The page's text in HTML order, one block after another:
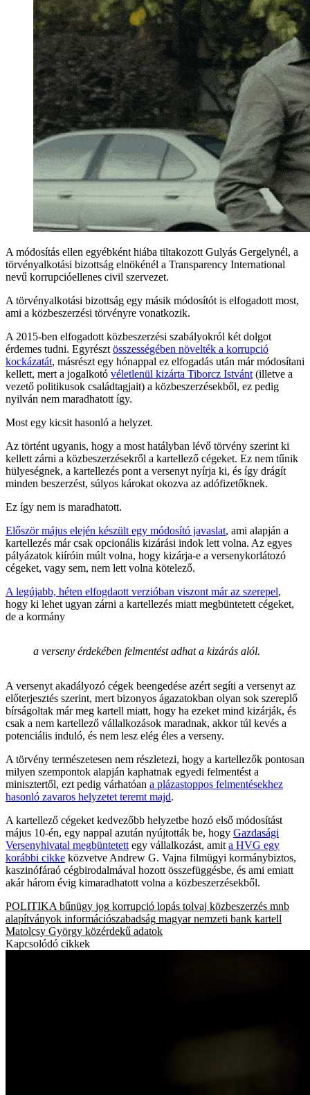
A módosítás ellen egyébként hiába tiltakozott Gulyás Gergelynél, a
törvényalkotási bizottság elnökénél a Transparency International
nevű korrupcióellenes civil szervezet.
A törvényalkotási bizottság egy másik módosítót is elfogadott most,
ami a közbeszerzési törvényre vonatkozik.
A 2015-ben elfogadott közbeszerzési szabályokról két dolgot
érdemes tudni. Egyrészt összességében növelték a korrupció
kockázatát, másrészt egy hónappal ez elfogadás után már módosítani
kellett, mert a jogalkotó véletlenül kizárta Tiborcz Istvánt (illetve a
vezető politikusok családtagjait) a közbeszerzésekből, ez pedig
nyilván nem maradhatott így.
Most egy kicsit hasonló a helyzet.
Az történt ugyanis, hogy a most hatályban lévő törvény szerint ki
kellett zárni a közbeszerzésekről a kartellező cégeket. Ez nem tűnik
hülyeségnek, a kartellezés pont a versenyt nyírja ki, és így drágít
minden beszerzést, súlyos károkat okozva az adófizetőknek.
Ez így nem is maradhatott.
Először május elején készült egy módosító javaslat, ami alapján a
kartellezés már csak opcionális kizárási indok lett volna. Az egyes
pályázatok kiíróin múlt volna, hogy kizárja-e a versenykorlátozó
cégeket, vagy sem, nem lett volna kötelező.
A legújabb, héten elfogdaott verzióban viszont már az szerepel,
hogy ki lehet ugyan zárni a kartellezés miatt megbüntetett cégeket,
de a kormány
a verseny érdekében felmentést adhat a kizárás alól.
A versenyt akadályozó cégek beengedése azért segíti a versenyt az
előterjesztés szerint, mert bizonyos ágazatokban olyan sok szereplő
bírságoltak már meg kartell miatt, hogy ha ezeket mind kizárják, és
csak a nem kartellező vállalkozások maradnak, akkor túl kevés a
potenciális induló, és nem lesz elég éles a verseny.
A törvény természetesen nem részletezi, hogy a kartellezők pontosan
milyen szempontok alapján kaphatnak egyedi felmentést a
minisztertől, ezt pedig várhatóan a plázastoppos felmentésekhez
hasonló zavaros helyzetet teremt majd.
A kartellező cégeket kedvezőbb helyzetbe hozó első módosítást
május 10-én, egy nappal azután nyújtották be, hogy Gazdasági
Versenyhivatal megbüntetett egy vállalkozást, amit a HVG egy
korábbi cikke közvetve Andrew G. Vajna filmügyi kormánybiztos,
kaszinófáraó cégbirodalmával hozott összefüggésbe, és ami emiatt
akár három évig kimaradhatott volna a közbeszerzésekből.
POLITIKA bűnügy jog korrupció lopás tolvaj közbeszerzés mnb
alapítványok információszabadság magyar nemzeti bank kartell
Matolcsy György közérdekű adatok
Kapcsolódó cikkek